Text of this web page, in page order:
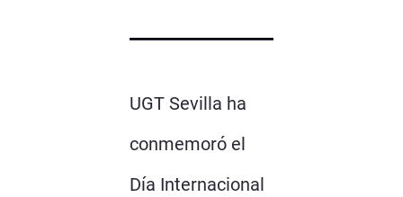
UGT Sevilla ha
conmemoró el
Día Internacional